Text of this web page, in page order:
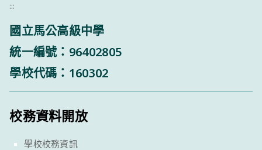
:::
國立馬公高級中學
統一編號：96402805
學校代碼：160302
校務資料開放
學校校務資訊